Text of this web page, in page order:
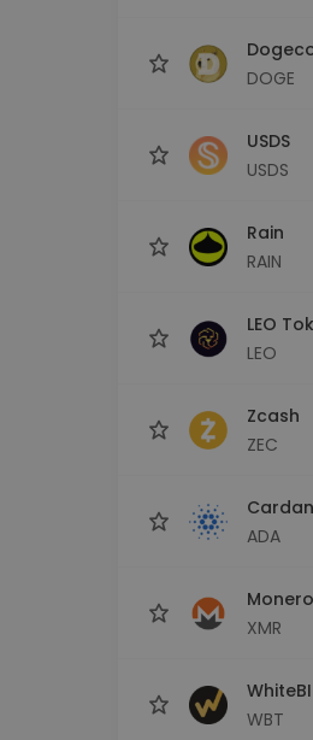
DOGE
USDS
USDS
Rain
RAIN
LEO
LEO
Zcash
ZEC
ADA
Monero
XMR
WBT